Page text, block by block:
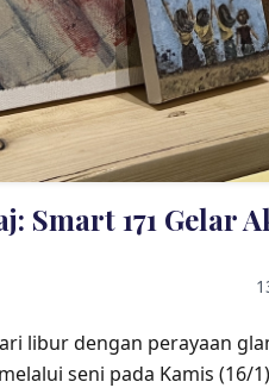
Smart 171 Gelar
libur dengan perayaan
seni pada Kamis